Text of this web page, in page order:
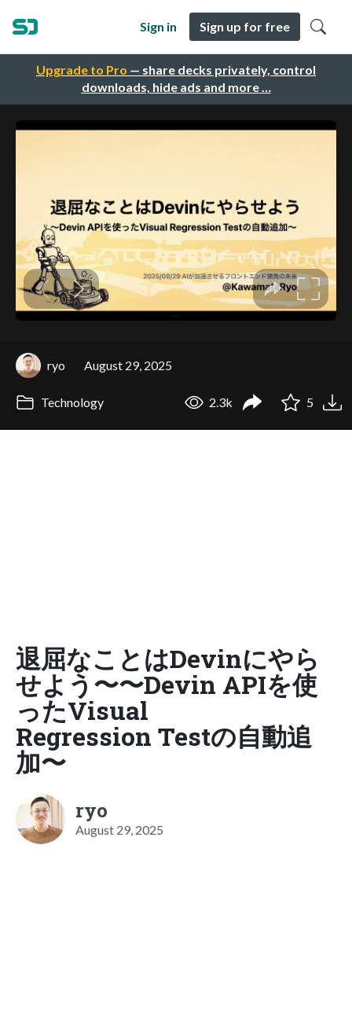
Upgrade to Pro — share decks privately, control
downloads, hide ads and more …
Sign in Sign up for free
ryo August 29, 2025
Technology 2.3k 5
退屈なことはDevinにやら
せよう〜〜Devin APIを使
ったVisual
Regression Testの自動追
加〜
ryo
August 29, 2025